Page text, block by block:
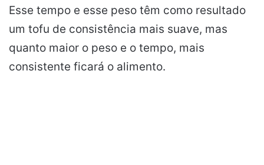
Esse tempo e esse peso têm como resultado
um tofu de consistência mais suave, mas
quanto maior o peso e o tempo, mais
consistente ficará o alimento.